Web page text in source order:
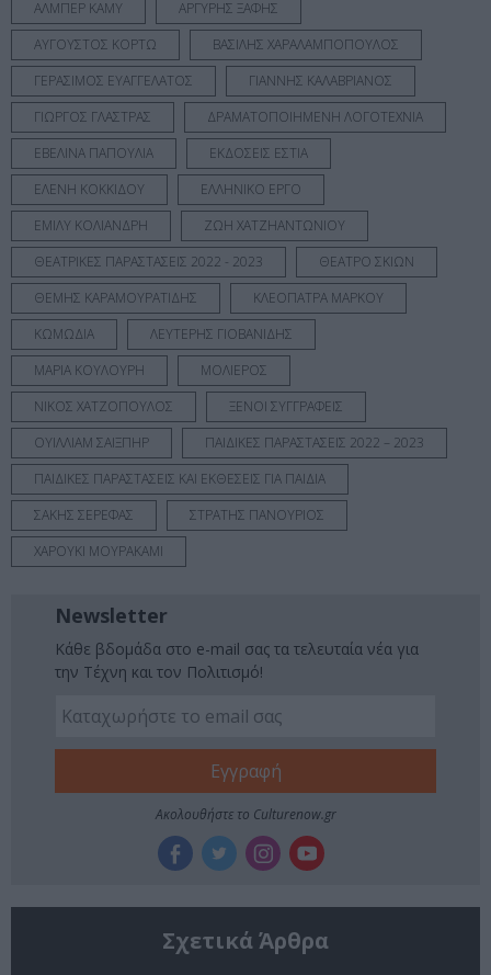
ΑΛΜΠΕΡ ΚΑΜΥ
ΑΡΓΥΡΗΣ ΞΑΦΗΣ
ΑΥΓΟΥΣΤΟΣ ΚΟΡΤΩ
ΒΑΣΙΛΗΣ ΧΑΡΑΛΑΜΠΟΠΟΥΛΟΣ
ΓΕΡΑΣΙΜΟΣ ΕΥΑΓΓΕΛΑΤΟΣ
ΓΙΑΝΝΗΣ ΚΑΛΑΒΡΙΑΝΟΣ
ΓΙΩΡΓΟΣ ΓΛΑΣΤΡΑΣ
ΔΡΑΜΑΤΟΠΟΙΗΜΕΝΗ ΛΟΓΟΤΕΧΝΙΑ
ΕΒΕΛΙΝΑ ΠΑΠΟΥΛΙΑ
ΕΚΔΟΣΕΙΣ ΕΣΤΙΑ
ΕΛΕΝΗ ΚΟΚΚΙΔΟΥ
ΕΛΛΗΝΙΚΟ ΕΡΓΟ
ΕΜΙΛΥ ΚΟΛΙΑΝΔΡΗ
ΖΩΗ ΧΑΤΖΗΑΝΤΩΝΙΟΥ
ΘΕΑΤΡΙΚΕΣ ΠΑΡΑΣΤΑΣΕΙΣ 2022 - 2023
ΘΕΑΤΡΟ ΣΚΙΩΝ
ΘΕΜΗΣ ΚΑΡΑΜΟΥΡΑΤΙΔΗΣ
ΚΛΕΟΠΑΤΡΑ ΜΑΡΚΟΥ
ΚΩΜΩΔΙΑ
ΛΕΥΤΕΡΗΣ ΓΙΟΒΑΝΙΔΗΣ
ΜΑΡΙΑ ΚΟΥΛΟΥΡΗ
ΜΟΛΙΕΡΟΣ
ΝΙΚΟΣ ΧΑΤΖΟΠΟΥΛΟΣ
ΞΕΝΟΙ ΣΥΓΓΡΑΦΕΙΣ
ΟΥΙΛΛΙΑΜ ΣΑΙΞΠΗΡ
ΠΑΙΔΙΚΕΣ ΠΑΡΑΣΤΑΣΕΙΣ 2022 – 2023
ΠΑΙΔΙΚΕΣ ΠΑΡΑΣΤΑΣΕΙΣ ΚΑΙ ΕΚΘΕΣΕΙΣ ΓΙΑ ΠΑΙΔΙΑ
ΣΑΚΗΣ ΣΕΡΕΦΑΣ
ΣΤΡΑΤΗΣ ΠΑΝΟΥΡΙΟΣ
ΧΑΡΟΥΚΙ ΜΟΥΡΑΚΑΜΙ
Newsletter
Κάθε βδομάδα στο e-mail σας τα τελευταία νέα για
την Τέχνη και τον Πολιτισμό!
Ακολουθήστε το Culturenow.gr
Σχετικά Άρθρα